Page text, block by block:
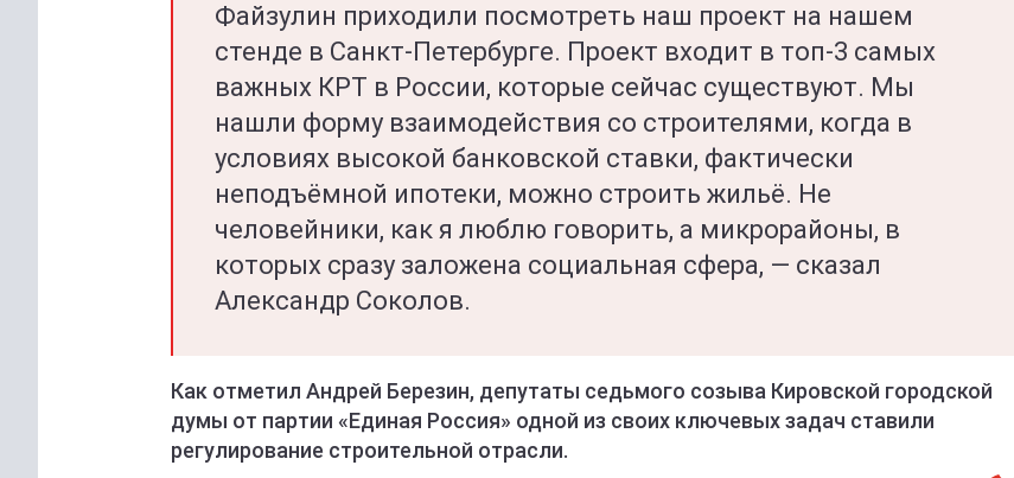
Файзулин приходили посмотреть наш проект на нашем
стенде в Санкт-Петербурге. Проект входит в топ-3 самых
важных КРТ в России, которые сейчас существуют. Мы
нашли форму взаимодействия со строителями, когда в
условиях высокой банковской ставки, фактически
неподъёмной ипотеки, можно строить жильё. Не
человейники, как я люблю говорить, а микрорайоны, в
которых сразу заложена социальная сфера, — сказал
Александр Соколов.
Как отметил Андрей Березин, депутаты седьмого созыва Кировской городской
думы от партии «Единая Россия» одной из своих ключевых задач ставили
регулирование строительной отрасли.